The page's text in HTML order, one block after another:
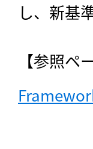
し、新基
【参照ペ